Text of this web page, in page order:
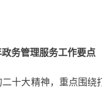
务管理服务工作要点
大精神，重点围绕